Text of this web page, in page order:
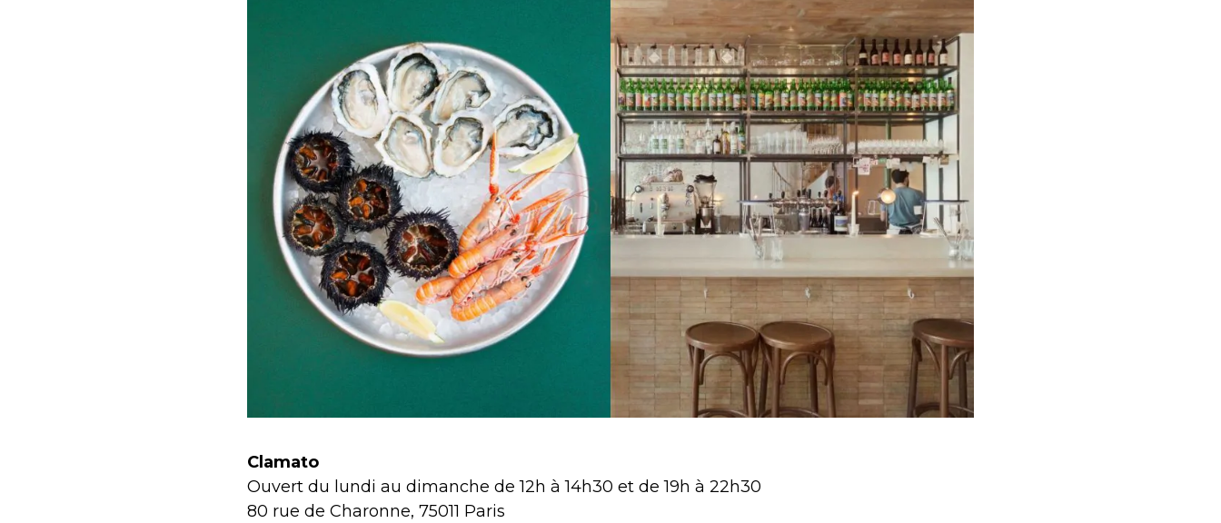
Clamato
Ouvert du lundi au dimanche de 12h à 14h30 et de 19h à 22h30
80 rue de Charonne, 75011 Paris